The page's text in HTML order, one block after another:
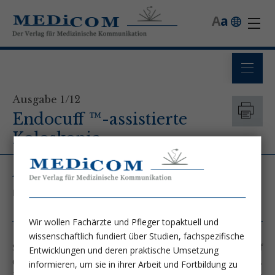
a
A
Ausgabe 1/12
Endocuff ™-assistierte
Koloskopie
Autor
Prim. Prof. Dr. Christian Madl - Klinik Landstraße
Seit kurzem gibt es die neue Endocuff-Aufsetzkappe, die auf
die Spitze des Koloskops geschoben wird, auch in Österreich.
Wir wollen Fachärzte und Pfleger topaktuell und
wissenschaftlich fundiert über Studien, fachspezifische
Entwicklungen und deren praktische Umsetzung
informieren, um sie in ihrer Arbeit und Fortbildung zu